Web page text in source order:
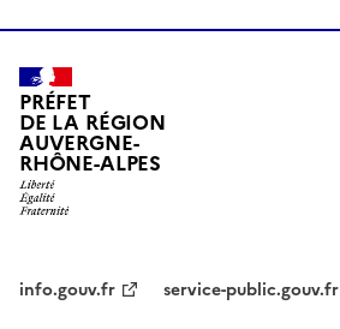
PRÉFET
DE LA RÉGION
AUVERGNE-
RHÔNE-ALPES
info.gouv.fr
service-public.gouv.fr